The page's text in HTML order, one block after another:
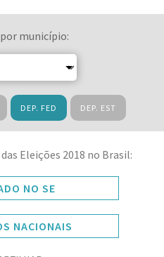
município:
DEP. FED DEP. EST
Eleições 2018 no Brasil:
NO SE
NACIONAIS